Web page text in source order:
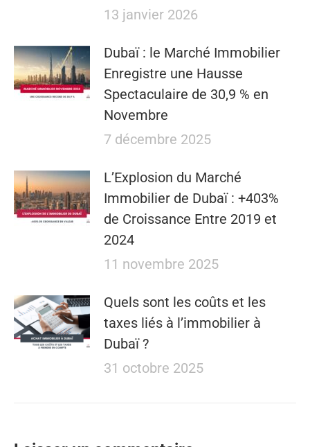
13 janvier 2026
Dubaï : le Marché Immobilier
Enregistre une Hausse
Spectaculaire de 30,9 % en
Novembre
7 décembre 2025
L’Explosion du Marché
Immobilier de Dubaï : +403%
de Croissance Entre 2019 et
2024
11 novembre 2025
Quels sont les coûts et les
taxes liés à l’immobilier à
Dubaï ?
31 octobre 2025